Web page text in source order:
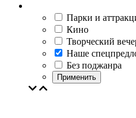
Парки и
Кино
Творческий
Наше
Без поджанра
Применить